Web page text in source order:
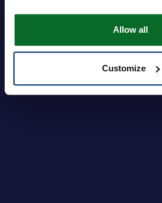
Allow all
Customize
Haben Sie
Anmeldung